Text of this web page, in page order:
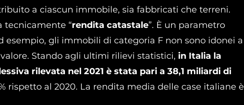
a ciascun immobile, sia fabbricati che terreni.
tecnicamente “rendita catastale”. È un parametro
esempio, gli immobili di categoria F non sono idonei a
Stando agli ultimi rilievi statistici, in Italia la
rilevata nel 2021 è stata pari a 38,1 miliardi di
rispetto al 2020. La rendita media delle case italiane è